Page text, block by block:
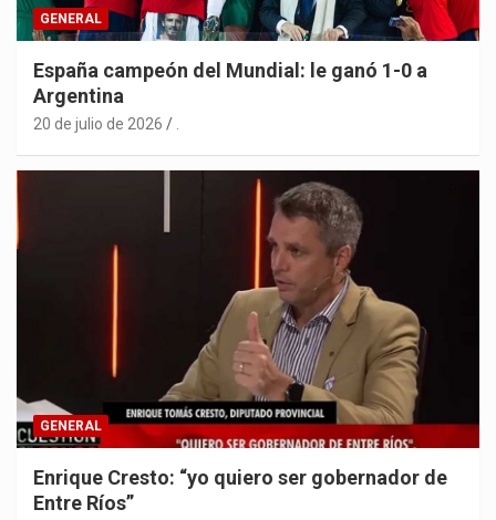
GENERAL
España campeón del Mundial: le ganó 1-0 a
Argentina
20 de julio de 2026
GENERAL
Enrique Cresto: “yo quiero ser gobernador de
Entre Ríos”